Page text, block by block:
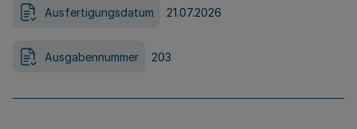
Ausfertigungsdatum 21.07.2026
Ausgabennummer 203